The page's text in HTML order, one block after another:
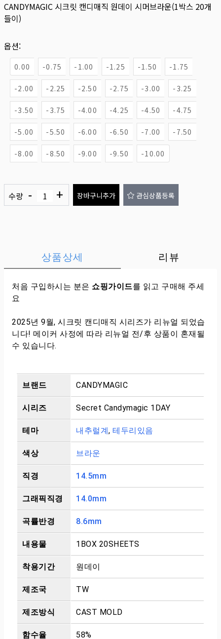
CANDYMAGIC 시크릿 캔디매직 원데이 시머브라운(1박스 20개
들이)
옵션:
0.00 -0.75 -1.00 -1.25 -1.50 -1.75
-2.00 -2.25 -2.50 -2.75 -3.00 -3.25
-3.50 -3.75 -4.00 -4.25 -4.50 -4.75
-5.00 -5.50 -6.00 -6.50 -7.00 -7.50
-8.00 -8.50 -9.00 -9.50 -10.00
수량 - + 장바구니추가 관심상품등록
상품상세 리뷰
처음 구입하시는 분은 쇼핑가이드를 읽고 구매해 주세
요
2025년 9월, 시크릿 캔디매직 시리즈가 리뉴얼 되었습
니다! 메이커 사정에 따라 리뉴얼 전/후 상품이 혼재될
수 있습니다.
브랜드 CANDYMAGIC
시리즈 Secret Candymagic 1DAY
테마 내추럴계, 테두리있음
색상 브라운
직경 14.5mm
그래픽직경 14.0mm
곡률반경 8.6mm
내용물 1BOX 20SHEETS
착용기간 원데이
제조국 TW
제조방식 CAST MOLD
함수율 58%